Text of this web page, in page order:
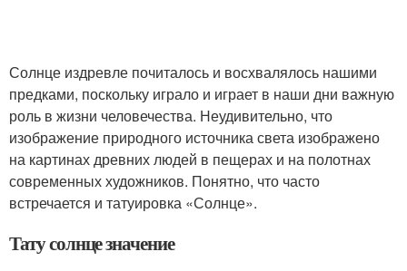
Солнце издревле почиталось и восхвалялось нашими
предками, поскольку играло и играет в наши дни важную
роль в жизни человечества. Неудивительно, что
изображение природного источника света изображено
на картинах древних людей в пещерах и на полотнах
современных художников. Понятно, что часто
встречается и татуировка «Солнце».
Тату солнце значение